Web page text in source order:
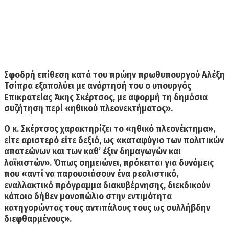
Σφοδρή επίθεση κατά του πρώην πρωθυπουργού Αλέξη
Τσίπρα εξαπολύει με ανάρτησή του ο υπουργός
Επικρατείας Άκης Σκέρτσος, με αφορμή τη δημόσια
συζήτηση περί «ηθικού πλεονεκτήματος».
Ο κ. Σκέρτσοςχαρακτηρίζει το «ηθικό πλεονέκτημα»,
είτε αριστερό είτε δεξιό, ως «καταφύγιο των πολιτικών
απατεώνων και των καθ’ έξιν δημαγωγών και
λαϊκιστών». Όπως σημειώνει, πρόκειται για δυνάμεις
που «αντί να παρουσιάσουν ένα ρεαλιστικό,
εναλλακτικό πρόγραμμα διακυβέρνησης, διεκδικούν
κάποιο δήθεν μονοπώλιο στην εντιμότητα
κατηγορώντας τους αντιπάλους τους ως συλλήβδην
διεφθαρμένους».